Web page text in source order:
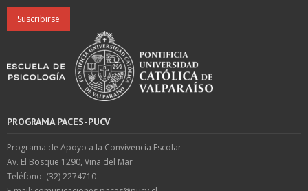
PROGRAMA PACES-PUCV
Programa de Apoyo a la Convivencia Escolar
Av. El Bosque 1290, Viña del Mar
Teléfono: (32) 2274710